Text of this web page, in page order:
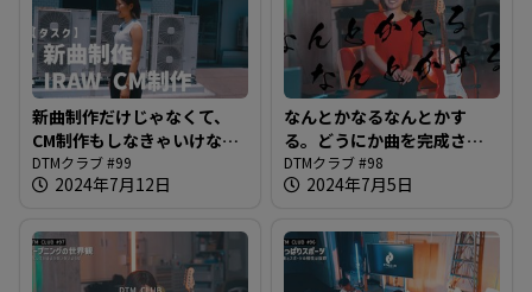
新曲制作だけじゃなくて、
CM制作もしなきゃいけなか
ったのを思い出した＠DTM
クラブ#99
DTMクラブ #99
2024年7月12日
なんとかなるなんとかす
る。どうにか曲を完成させ
たいのですが果たして＠
DTMクラブ#98
DTMクラブ #98
2024年7月5日